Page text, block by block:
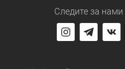
Следите за нами